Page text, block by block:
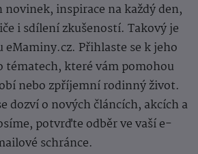
inspirace na každý den,
i sdílení zkušeností. Takový je
eMaminy.cz. Přihlaste se k jeho
tématech, které vám pomohou
nebo zpříjemní rodinný život.
dozví o nových článcích, akcích a
potvrďte odběr ve vaší e-
schránce.